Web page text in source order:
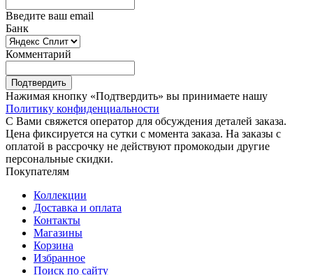
Введите ваш email
Банк
Комментарий
Подтвердить
Нажимая кнопку «Подтвердить» вы принимаете нашу
Политику конфиденциальности
С Вами свяжется оператор для обсуждения деталей заказа.
Цена фиксируется на сутки с момента заказа. На заказы с
оплатой в рассрочку не действуют промокодыи другие
персональные скидки.
Покупателям
Коллекции
Доставка и оплата
Контакты
Магазины
Корзина
Избранное
Поиск по сайту